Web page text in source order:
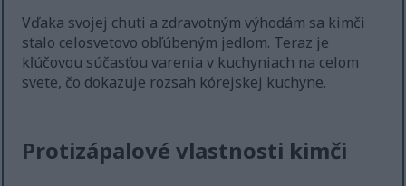
Vďaka svojej chuti a zdravotným výhodám sa kimči
stalo celosvetovo obľúbeným jedlom. Teraz je
kľúčovou súčasťou varenia v kuchyniach na celom
svete, čo dokazuje rozsah kórejskej kuchyne.
Protizápalové vlastnosti kimči